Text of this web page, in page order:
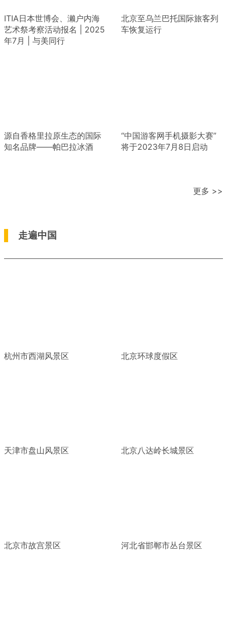
ITIA日本世博会、濑户内海
艺术祭考察活动报名 | 2025
年7月 | 与美同行
北京至乌兰巴托国际旅客列
车恢复运行
源自香格里拉原生态的国际
知名品牌——帕巴拉冰酒
“中国游客网手机摄影大赛”
将于2023年7月8日启动
更多 >>
走遍中国
杭州市西湖风景区 北京环球度假区
天津市盘山风景区 北京八达岭长城景区
北京市故宫景区 河北省邯郸市丛台景区